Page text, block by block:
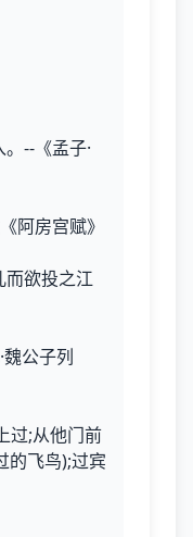
--《孟子·
阿房宫赋》
而欲投之江
公子列
过;从他门前
的飞鸟);过宾